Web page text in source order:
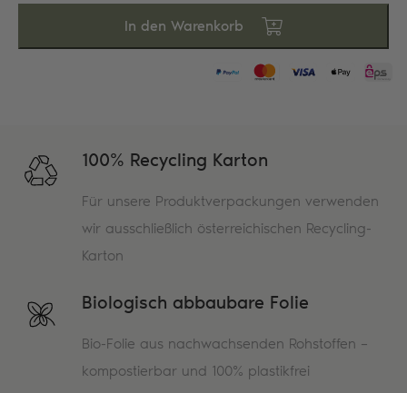
Menge
In den Warenkorb
100% Recycling Karton
Für unsere Produktverpackungen verwenden
wir ausschließlich österreichischen Recycling-
Karton
Biologisch abbaubare Folie
Bio-Folie aus nachwachsenden Rohstoffen –
kompostierbar und 100% plastikfrei